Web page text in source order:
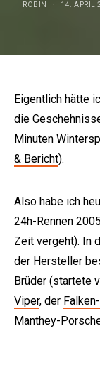
ROBIN 14. APRIL
Eigentlich hätte
die
Minuten
& Bericht).
Also habe ich
24h-Rennen
Zeit vergeht). In
der Hersteller
Brüder (startete
Viper, der
Manthey-